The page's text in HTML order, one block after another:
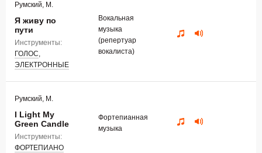
Румский, М.
Я живу по
пути
Инструменты:
ГОЛОС,
ЭЛЕКТРОННЫЕ
Вокальная
музыка
(репертуар
вокалиста)
Румский, М.
I Light My
Green Candle
Инструменты:
ФОРТЕПИАНО
Фортепианная
музыка